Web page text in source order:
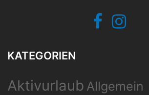
KATEGORIEN
Aktivurlaub Allgemein